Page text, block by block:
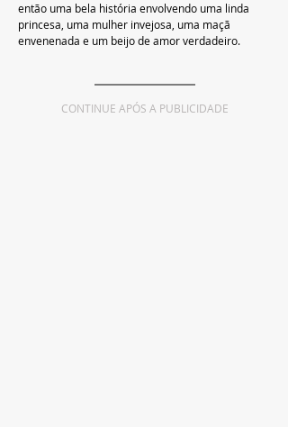
então uma bela história envolvendo uma linda
princesa, uma mulher invejosa, uma maçã
envenenada e um beijo de amor verdadeiro.
CONTINUE APÓS A PUBLICIDADE